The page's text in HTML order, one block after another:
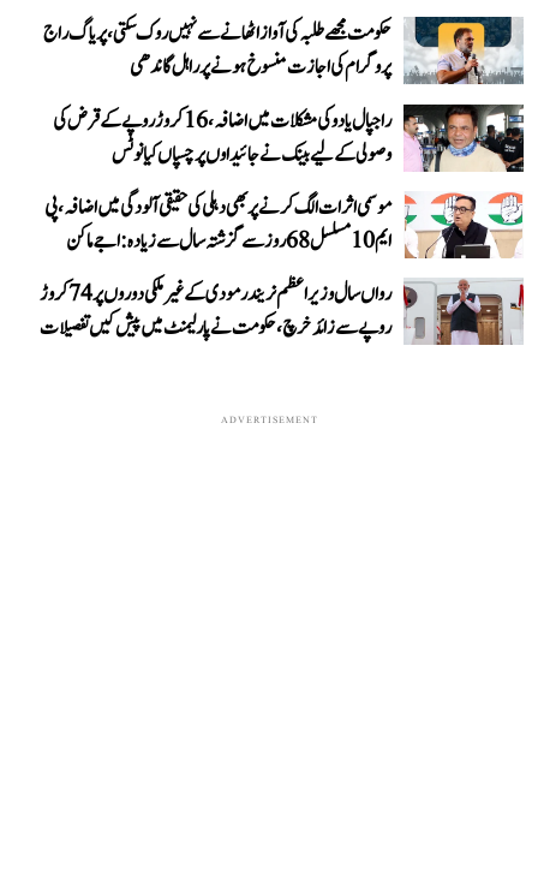
حکومت مجھے طلبہ کی آواز اٹھانے سے نہیں روک سکتی، پریاگ راج
پروگرام کی اجازت منسوخ ہونے پر راہل گاندھی
راجپال یادو کی مشکلات میں اضافہ، 16 کروڑ روپے کے قرض کی
وصولی کے لیے بینک نے جائیداوں پر چسپاں کیا نوٹس
موسمی اثرات الگ کرنے پر بھی دہلی کی حقیقی آلودگی میں اضافہ، پی
ایم 10 مسلسل 68 روز سے گزشتہ سال سے زیادہ: اجے ماکن
رواں سال وزیر اعظم نریندر مودی کے غیر ملکی دوروں پر 74 کروڑ
روپے سے زائد خرچ، حکومت نے پارلیمنٹ میں پیش کیں تفصیلات
ADVERTISEMENT